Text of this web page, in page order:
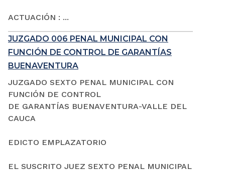
ACTUACIÓN : ...
JUZGADO 006 PENAL MUNICIPAL CON
FUNCIÓN DE CONTROL DE GARANTÍAS
BUENAVENTURA
JUZGADO SEXTO PENAL MUNICIPAL CON
FUNCIÓN DE CONTROL
DE GARANTÍAS BUENAVENTURA-VALLE DEL
CAUCA
EDICTO EMPLAZATORIO
EL SUSCRITO JUEZ SEXTO PENAL MUNICIPAL